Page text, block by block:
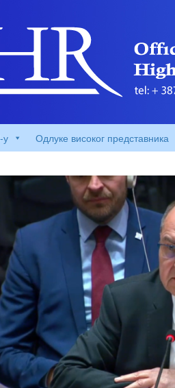
у Одлуке високог представника